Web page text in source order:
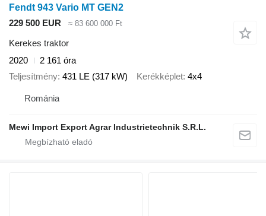
Fendt 943 Vario MT GEN2
229 500 EUR
≈ 83 600 000 Ft
Kerekes traktor
2020
2 161 óra
Teljesítmény 431 LE (317 kW) Kerékképlet 4x4
Románia
Mewi Import Export Agrar Industrietechnik S.R.L.